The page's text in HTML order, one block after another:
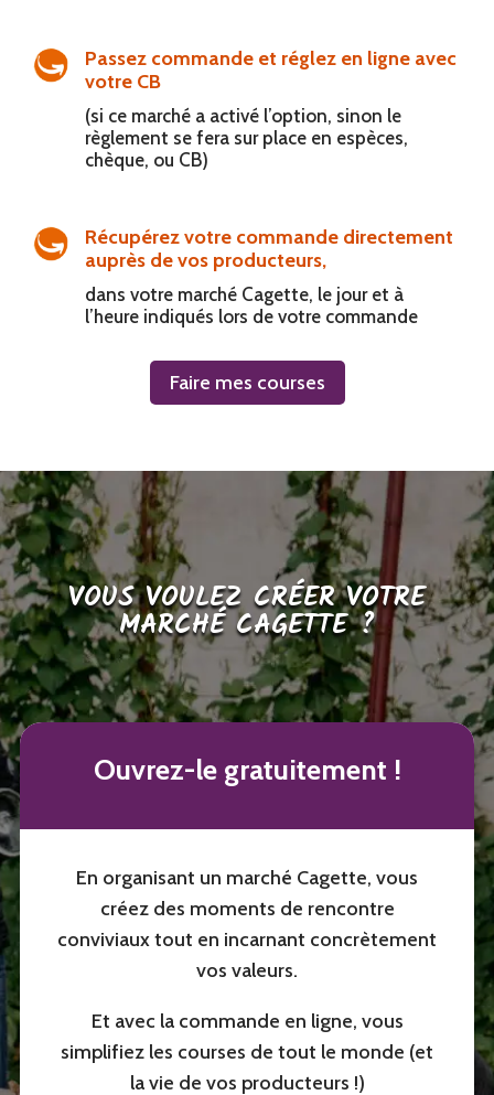
Passez commande et réglez en ligne avec
votre CB
(si ce marché a activé l’option, sinon le
règlement se fera sur place en espèces,
chèque, ou CB)
Récupérez votre commande directement
auprès de vos producteurs,
dans votre marché Cagette, le jour et à
l’heure indiqués lors de votre commande
Faire mes courses
VOUS VOULEZ CRÉER VOTRE
MARCHÉ CAGETTE ?
Ouvrez-le gratuitement !
En organisant un marché Cagette, vous
créez des moments de rencontre
conviviaux tout en incarnant concrètement
vos valeurs.
Et avec la commande en ligne, vous
simplifiez les courses de tout le monde (et
la vie de vos producteurs !)